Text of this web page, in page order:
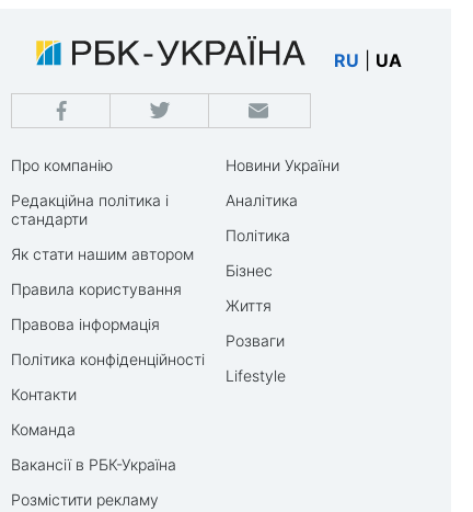
RU UA
Про компанію
Редакційна політика і
стандарти
Як стати нашим автором
Правила користування
Правова інформація
Політика конфіденційності
Контакти
Команда
Вакансії в РБК-Україна
Розмістити рекламу
Новини України
Аналітика
Політика
Бізнес
Життя
Розваги
Lifestyle